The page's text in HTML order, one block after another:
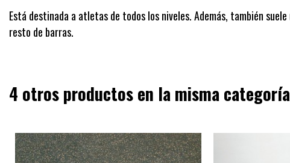
Está destinada a atletas de todos los niveles. Además, también
resto de barras.
4 otros productos en la misma